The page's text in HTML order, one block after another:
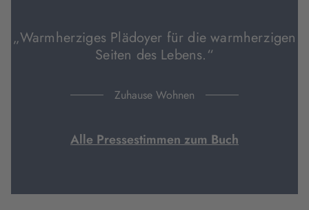
„Warmherziges Plädoyer für die warmherzigen
Seiten des Lebens.“
Zuhause Wohnen
Alle Pressestimmen zum Buch